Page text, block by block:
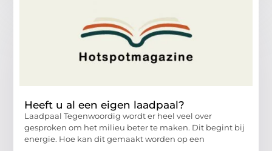
Heeft u al een eigen laadpaal?
Laadpaal Tegenwoordig wordt er heel veel over
gesproken om het milieu beter te maken. Dit begint bij
energie. Hoe kan dit gemaakt worden op een